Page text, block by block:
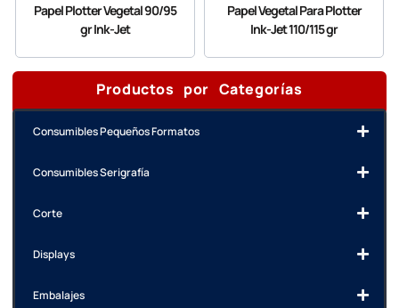
Productos por Categorías
Consumibles Pequeños Formatos
Consumibles Serigrafía
Corte
Displays
Embalajes
Papel Plotter Vegetal 90/95
gr Ink-Jet
Papel Vegetal Para Plotter
Ink-Jet 110/115 gr